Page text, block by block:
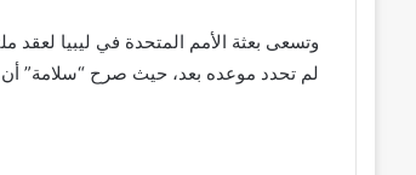
وتسعى بعثة الأمم المتحدة في ليبيا
لم تحدد موعده بعد، حيث صرح “سلامة”